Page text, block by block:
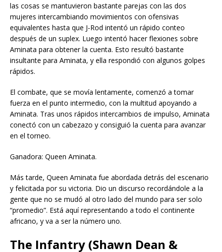
las cosas se mantuvieron bastante parejas con las dos
mujeres intercambiando movimientos con ofensivas
equivalentes hasta que J-Rod intentó un rápido conteo
después de un suplex. Luego intentó hacer flexiones sobre
Aminata para obtener la cuenta. Esto resultó bastante
insultante para Aminata, y ella respondió con algunos golpes
rápidos.
El combate, que se movía lentamente, comenzó a tomar
fuerza en el punto intermedio, con la multitud apoyando a
Aminata. Tras unos rápidos intercambios de impulso, Aminata
conectó con un cabezazo y consiguió la cuenta para avanzar
en el torneo.
Ganadora: Queen Aminata.
Más tarde, Queen Aminata fue abordada detrás del escenario
y felicitada por su victoria. Dio un discurso recordándole a la
gente que no se mudó al otro lado del mundo para ser solo
“promedio”. Está aquí representando a todo el continente
africano, y va a ser la número uno.
The Infantry (Shawn Dean &